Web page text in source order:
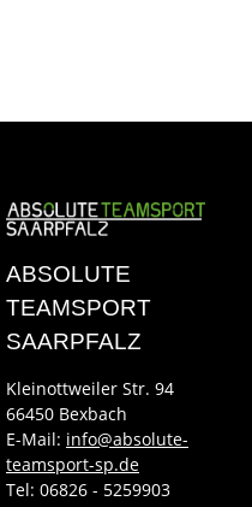
ABSOLUTE
TEAMSPORT
SAARPFALZ
Kleinottweiler Str. 94
66450 Bexbach
E-Mail: info@absolute-
teamsport-sp.de
Tel: 06826 - 5259903